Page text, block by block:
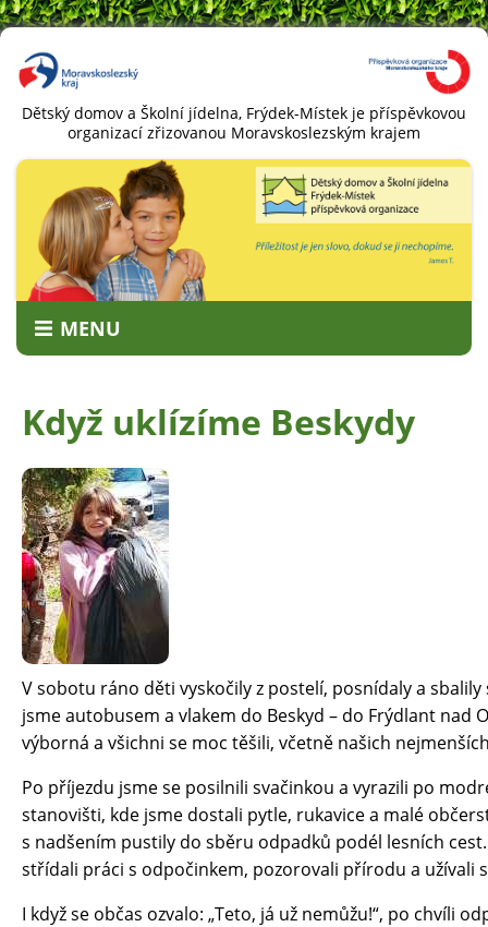
Dětský domov a Školní jídelna, Frýdek-Místek je příspěvkovou
organizací zřizovanou Moravskoslezským krajem
MENU
HISTORIE
SPOLUPRÁCE
SPOLU DĚTEM, O.P.S.
NADACE TEREZY MAXOVÉ DĚTEM
ADRA, O.P.S. – DOBROVOLNÍCI
DEJME DĚTEM ŠANCI
PODANÉ RUCE, Z.S. – CANISTERAPIE
DOKUMENTY
MŮŽETE POMOCI
PODPORUJÍ NÁS
Když uklízíme Beskydy
V sobotu ráno děti vyskočily z postelí, posnídaly a sbalily
jsme autobusem a vlakem do Beskyd – do Frýdlant nad
výborná a všichni se moc těšili, včetně našich
Po příjezdu jsme se posilnili svačinkou a vyrazili po
stanovišti, kde jsme dostali pytle, rukavice a malé
s nadšením pustily do sběru odpadků podél lesních
střídali práci s odpočinkem, pozorovali přírodu a užívali
I když se občas ozvalo: „Teto, já už nemůžu!“, po chvíli